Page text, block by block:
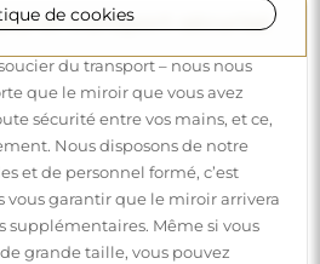
et transport sécurisé
du transport – nous nous
que le miroir que vous avez
sécurité entre vos mains, et ce,
Nous disposons de notre
et de personnel formé, c’est
vous garantir que le miroir arrivera
supplémentaires. Même si vous
grande taille, vous pouvez
de cookies